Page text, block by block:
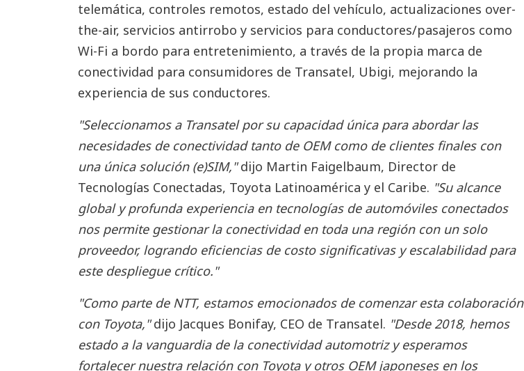
telemática, controles remotos, estado del vehículo, actualizaciones over-
the-air, servicios antirrobo y servicios para conductores/pasajeros como
Wi-Fi a bordo para entretenimiento, a través de la propia marca de
conectividad para consumidores de Transatel, Ubigi, mejorando la
experiencia de sus conductores.
"Seleccionamos a Transatel por su capacidad única para abordar las
necesidades de conectividad tanto de OEM como de clientes finales con
una única solución (e)SIM,"dijo Martin Faigelbaum, Director de
Tecnologías Conectadas, Toyota Latinoamérica y el Caribe. "Su alcance
global y profunda experiencia en tecnologías de automóviles conectados
nos permite gestionar la conectividad en toda una región con un solo
proveedor, logrando eficiencias de costo significativas y escalabilidad para
este despliegue crítico."
"Como parte de NTT, estamos emocionados de comenzar esta colaboración
con Toyota,"dijo Jacques Bonifay, CEO de Transatel. "Desde 2018, hemos
estado a la vanguardia de la conectividad automotriz y esperamos
fortalecer nuestra relación con Toyota y otros OEM japoneses en los